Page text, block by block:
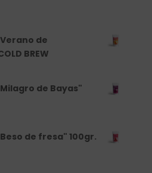
de
BREW
de Bayas"
de fresa" 100gr.